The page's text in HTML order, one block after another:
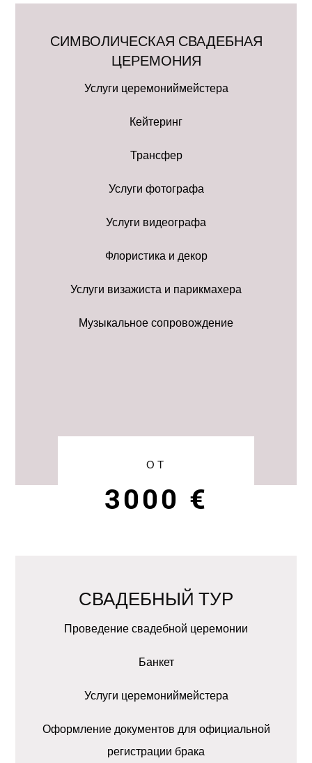
СИМВОЛИЧЕСКАЯ СВАДЕБНАЯ
ЦЕРЕМОНИЯ
Услуги церемониймейстера
Кейтеринг
Трансфер
Услуги фотографа
Услуги видеографа
Флористика и декор
Услуги визажиста и парикмахера
Музыкальное сопровождение
ОТ
3000 €
СВАДЕБНЫЙ ТУР
Проведение свадебной церемонии
Банкет
Услуги церемониймейстера
Оформление документов для официальной
регистрации брака